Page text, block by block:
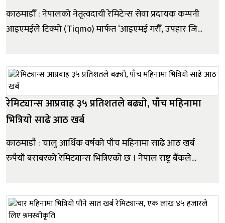
काठमाडौँ : नेपालको नेतृत्वदायी रेमिटेन्स सेवा प्रदायक कम्पनी
आइएमईले टिक्मो (Tiqmo) मार्फत ‘आइएमई गरौँ, उपहार जितौं’
नेपालीहरुले टिक्मो एप प्रयोग गरेर आइएमईमार्फत पैसा पठा...
रेमिट्यान्स आप्रवाह ३५ प्रतिशतले बढ्यो, पाँच महिनामा
भित्रियाे साढे आठ खर्ब
काठमाडौं : चालु आर्थिक वर्षको पाँच महिनामा साढे आठ खर्ब
रुपैयाँ बराबरको रेमिट्यान्स भित्रिएको छ । नेपाल राष्ट्र बैंकले
विप्रेषण आप्रवाह ३५.६ प्रतिशतले वृद्धि भई आठ खर्ब ७० अर्...